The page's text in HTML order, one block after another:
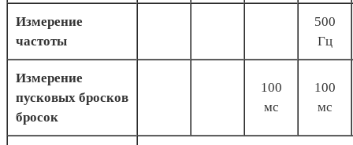
Измерение
частоты
500
Гц
Измерение
пусковых бросков
бросок
100
мс
100
мс